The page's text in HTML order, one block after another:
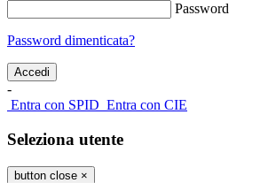
Password
Password dimenticata?
-
Entra con SPID Entra con CIE
Seleziona utente
button close ×